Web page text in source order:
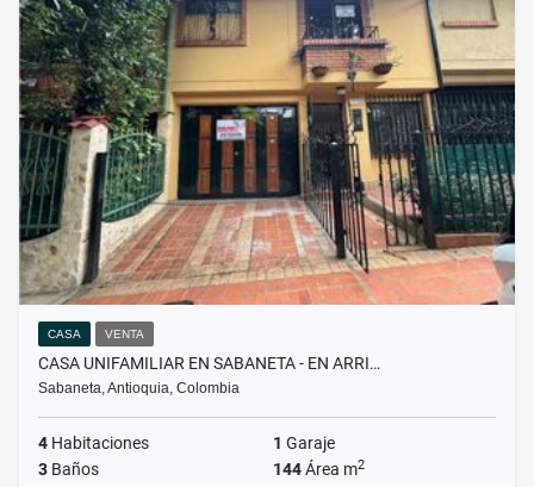
CASA VENTA
CASA UNIFAMILIAR EN SABANETA - EN ARRI…
Sabaneta, Antioquia, Colombia
4 Habitaciones 1 Garaje
3 Baños 144Área m2